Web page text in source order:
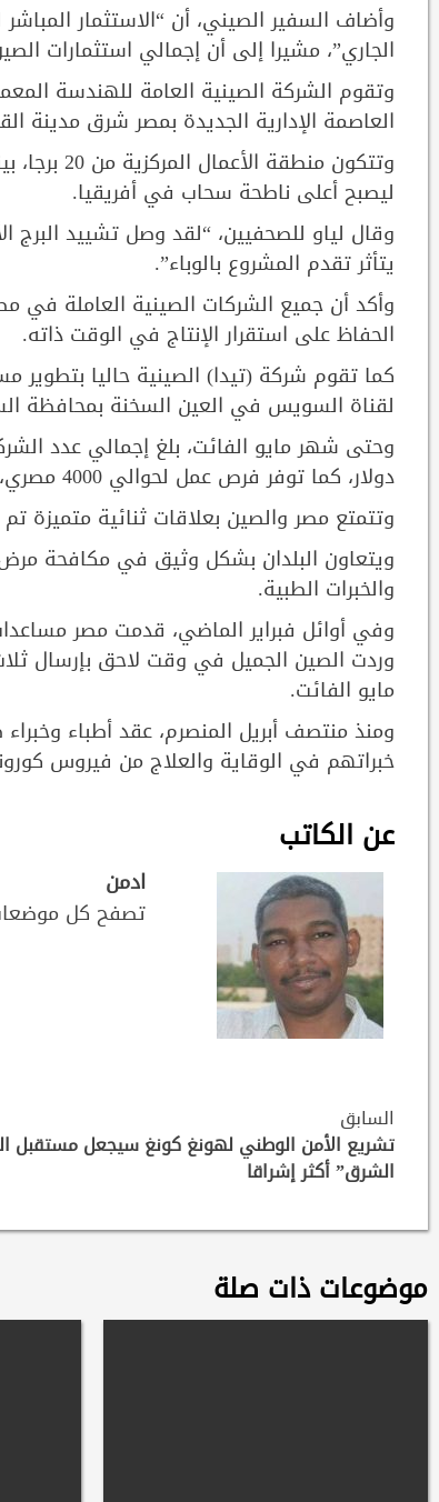
الجاري”، مشيرا إلى أن إجمالي استثمارات الصين في مصر
العاصمة الإدارية الجديدة بمصر شرق مدينة
ليصبح أعلى ناطحة سحاب في أفريقيا.
وقال لياو للصحفيين، “لقد وصل تشييد البرج
يتأثر تقدم المشروع بالوباء”.
وأكد أن جميع الشركات الصينية العاملة في
الحفاظ على استقرار الإنتاج في الوقت ذاته.
لقناة السويس في العين السخنة بمحافظة
دولار، كما توفر فرص عمل لحوالي 4000 مصري، بحسب السفير الصيني.
وتتمتع مصر والصين بعلاقات ثنائية متميزة
والخبرات الطبية.
وفي أوائل فبراير الماضي، قدمت مصر
وردت الصين الجميل في وقت لاحق بإرسال
مايو الفائت.
ومنذ منتصف أبريل المنصرم، عقد أطباء
خبراتهم في الوقاية والعلاج من فيروس
عن الكاتب
ادمن
تصفح كل
Continue
Reading
السابق
تشريع الأمن الوطني لهونغ كونغ سيجعل مستقبل
الشرق” أكثر إشراقا
موضوعات ذات صلة